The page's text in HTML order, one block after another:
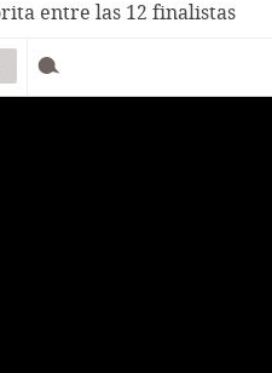
entre las 12 finalistas